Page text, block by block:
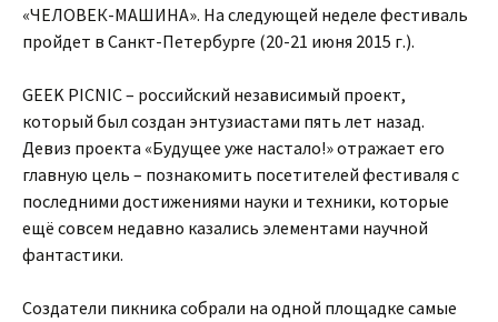
«ЧЕЛОВЕК-МАШИНА». На следующей неделе фестиваль
пройдет в Санкт-Петербурге (20-21 июня 2015 г.).
GEEK PICNIC – российский независимый проект,
который был создан энтузиастами пять лет назад.
Девиз проекта «Будущее уже настало!» отражает его
главную цель – познакомить посетителей фестиваля с
последними достижениями науки и техники, которые
ещё совсем недавно казались элементами научной
фантастики.
Cоздатели пикника собрали на одной площадке самые